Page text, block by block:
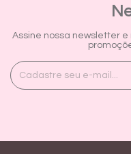
Assine nossa newsletter